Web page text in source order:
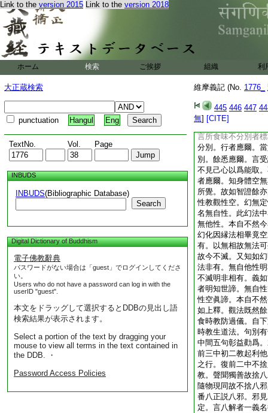
Link to the version 2015 Link to the version 2018
ホーム 検索 ご挨拶 組織 利
大正蔵検索
punctuation Hangul Eng
TextNo. Vol. Page
INBUDS
INBUDS(Bibliographic Database)
Search
Digital Dictionary of Buddhism
電子佛教辭典
パスワードがない場合は「guest」でログインしてくださ
い。
Users who do not have a password can log in with the
userID "guest".
本文をドラッグして選択するとDDBの見出し語
検索結果が表示されます。
Select a portion of the text by dragging your
mouse to view all terms in the text contained in
the DDB. ・
Password Access Policies
維摩義記 (No. 1776_
445 446 447
無] [CITE]
各異。於色塵境教
境教觀境虚而爲對
而爲對治。於味塵
觸塵教離能取
人無根於色不著。
無根於色不取。故
貪不恚不癡。餘亦
嚮虚
12 無無可貪
貪取。餘亦應爾。
麁人多不著。觀香
言所食味不分別者
分別。行者應爾。
別。餘悉應爾。言
不見己心以爲能取
者應爾。知身體空
所覺。故如智證餘
性教觀性空。幻無
名無自性。此幻法
無他性。本自不然
幻化因縁法相畢竟
有。以無相故無法
故今不滅。又知如
法非有。無自他性
不滅明非相有。義
者明知世諦。無自
性空眞諦。本自不
如上釋。觀法既然
食時教防過儀。自
時教生道法。句別
中間五句彰益勸爲
前三中初二教起利
之行。復前二中不
教。聲聞獨善故捨
隨物現同故不捨八
番八正説八邪。邪
定。言八解者一義